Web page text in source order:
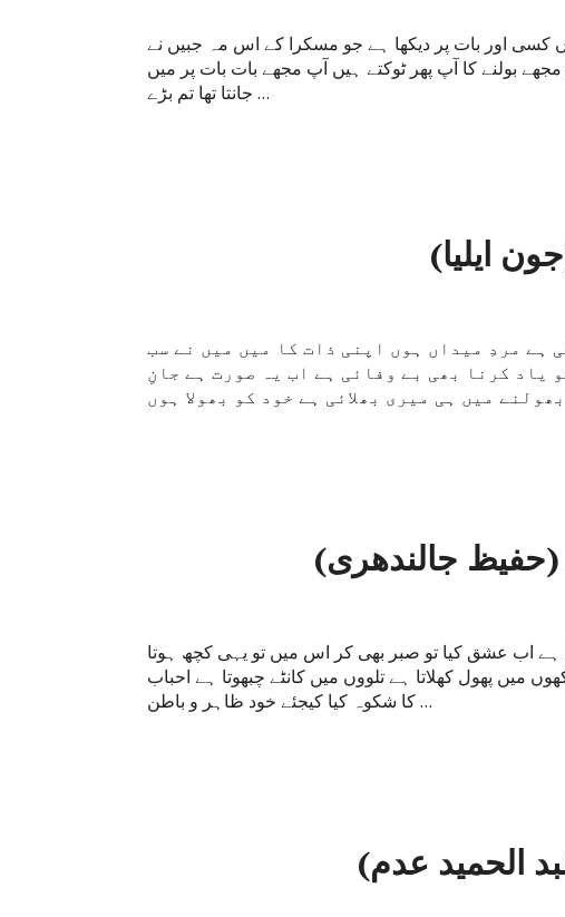
کسی اور بات پر دیکھا ہے جو مسکرا کے اس مہ جبیں نے
بولنے کا آپ پھر ٹوکتے ہیں آپ مجھے بات بات پر میں
جانتا تھا تم بڑے …
ایلیا)
ہے مردِ میداں ہوں اپنی ذات کا میں میں نے سب
یاد کرنا بھی بے وفائی ہے اب یہ صورت ہے جانِ
جالندھری)
اب عشق کیا تو صبر بھی کر اس میں تو یہی کچھ ہوتا
میں پھول کھلاتا ہے تلووں میں کانٹے چبھوتا ہے احباب
کا شکوہ کیا کیجئے خود ظاہر و باطن …
الحمید عدم)